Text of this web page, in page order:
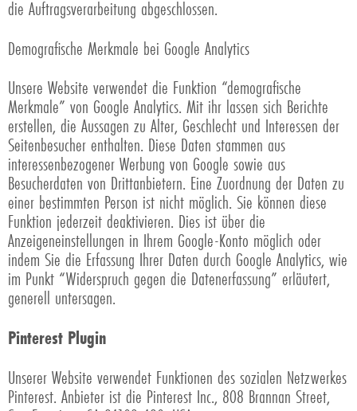
die Auftragsverarbeitung abgeschlossen.
Demografische Merkmale bei Google Analytics
Unsere Website verwendet die Funktion “demografische
Merkmale” von Google Analytics. Mit ihr lassen sich Berichte
erstellen, die Aussagen zu Alter, Geschlecht und Interessen der
Seitenbesucher enthalten. Diese Daten stammen aus
interessenbezogener Werbung von Google sowie aus
Besucherdaten von Drittanbietern. Eine Zuordnung der Daten zu
einer bestimmten Person ist nicht möglich. Sie können diese
Funktion jederzeit deaktivieren. Dies ist über die
Anzeigeneinstellungen in Ihrem Google-Konto möglich oder
indem Sie die Erfassung Ihrer Daten durch Google Analytics, wie
im Punkt “Widerspruch gegen die Datenerfassung” erläutert,
generell untersagen.
Pinterest Plugin
Unserer Website verwendet Funktionen des sozialen Netzwerkes
Pinterest. Anbieter ist die Pinterest Inc., 808 Brannan Street,